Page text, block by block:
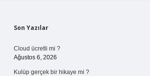
Sidebar
Son Yazılar
Cloud ücretli mi ?
Ağustos 6, 2026
Kulüp gerçek bir hikaye mi ?